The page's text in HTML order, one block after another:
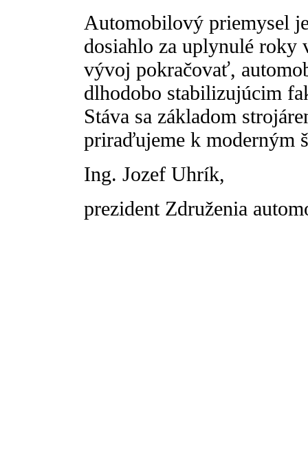
Automobilový priemysel
dosiahlo za uplynulé roky
vývoj pokračovať,
dlhodobo stabilizujúcim
Stáva sa základom
priraďujeme k moderným
Ing. Jozef Uhrík,
prezident Združenia